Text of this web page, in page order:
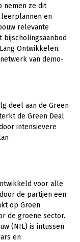
nemen ze dit
en
relevante
Ontwikkelen.
van demo-
deel aan de Green
de Green Deal
intensievere
voor alle
de partijen een
op Groen
de groene sector.
(NIL) is intussen
en